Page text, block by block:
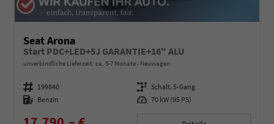
Seat Arona
Start PDC+LED+5J GARANTIE+16" ALU
unverbindliche Lieferzeit: ca. 5-7 Monate Neuwagen
Fahrzeugnummer 199840 Getriebe Schalt. 5-Gang
Kraftstoff Benzin Leistung 70 kW (95 PS)